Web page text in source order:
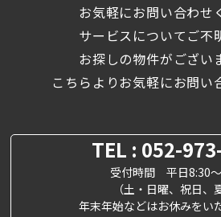
お気軽にお問い合わせ
サービスについてご不
お探しの物件がござい
こちらよりお気軽にお問い
TEL : 052-
受付時間 平日8:30
（土・日曜、祝日、
年末年始などはお休みをい